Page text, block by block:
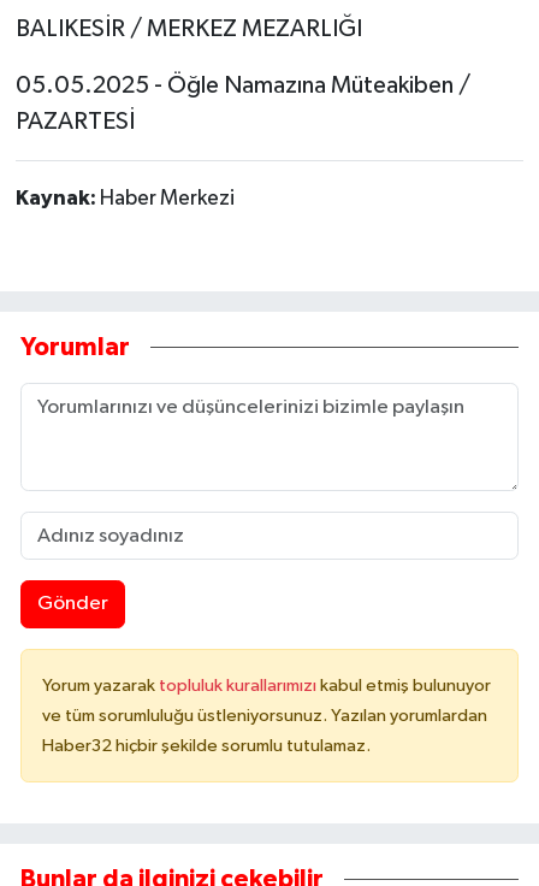
BALIKESİR / MERKEZ MEZARLIĞI
05.05.2025 - Öğle Namazına Müteakiben /
PAZARTESİ
Kaynak: Haber Merkezi
Yorumlar
Gönder
Yorum yazarak topluluk kurallarımızı kabul etmiş bulunuyor
ve tüm sorumluluğu üstleniyorsunuz. Yazılan yorumlardan
Haber32 hiçbir şekilde sorumlu tutulamaz.
Bunlar da ilginizi çekebilir